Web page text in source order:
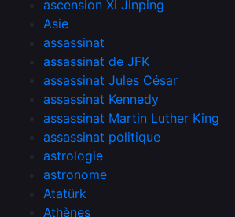
ascension Xi Jinping
Asie
assassinat
assassinat de JFK
assassinat Jules César
assassinat Kennedy
assassinat Martin Luther King
assassinat politique
astrologie
astronome
Atatürk
Athènes